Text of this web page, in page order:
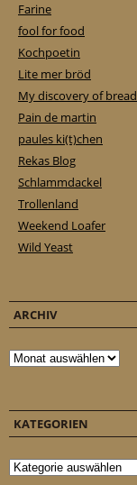
Farine
fool for food
Kochpoetin
Lite mer bröd
My discovery of bread
Pain de martin
paules ki(t)chen
Rekas Blog
Schlammdackel
Trollenland
Weekend Loafer
Wild Yeast
ARCHIV
Archiv
KATEGORIEN
Kategorien